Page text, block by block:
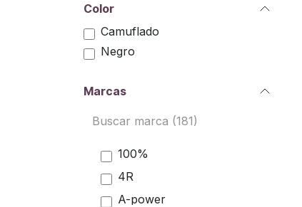
Color
Camuflado
Negro
Marcas
100%
4R
A-power